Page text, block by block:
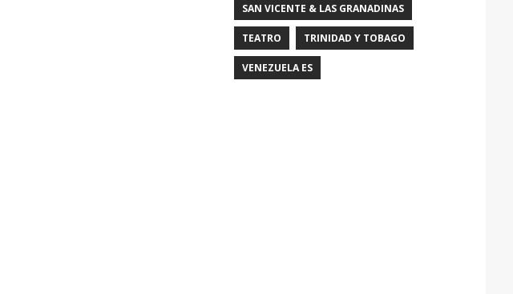
SAN VICENTE & LAS GRANADINAS
TEATRO TRINIDAD Y TOBAGO
VENEZUELA ES